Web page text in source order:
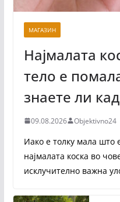
МАГАЗИН
Најмалата
тело е
знаете ли
09.08.2026 Objektivno24
Иако е толку мала што
најмалата коска во
исклучително важна